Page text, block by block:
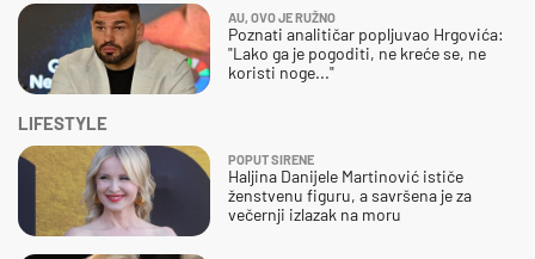
AU, OVO JE RUŽNO
Poznati analitičar popljuvao Hrgovića:
"Lako ga je pogoditi, ne kreće se, ne
koristi noge..."
LIFESTYLE
POPUT SIRENE
Haljina Danijele Martinović ističe
ženstvenu figuru, a savršena je za
večernji izlazak na moru